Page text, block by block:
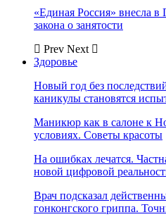
«Единая Россия» внесла
закона о занятости
Prev Next
Здоровье
Новый год без
каникулы становятся
Маникюр как в салоне к
условиях. Советы красоты
На ошибках лечатся.
новой цифровой
Врач подсказал
гонконгского гриппа.